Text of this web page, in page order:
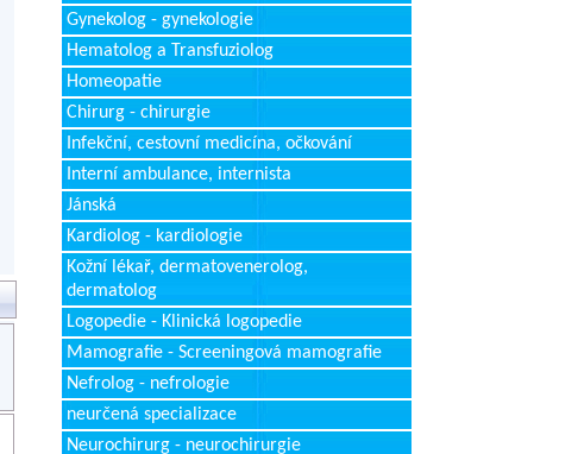
Gynekolog - gynekologie
Hematolog a Transfuziolog
Homeopatie
Chirurg - chirurgie
Infekční, cestovní medicína, očkování
Interní ambulance, internista
Jánská
Kardiolog - kardiologie
Kožní lékař, dermatovenerolog,
dermatolog
Logopedie - Klinická logopedie
Mamografie - Screeningová mamografie
Nefrolog - nefrologie
neurčená specializace
Neurochirurg - neurochirurgie